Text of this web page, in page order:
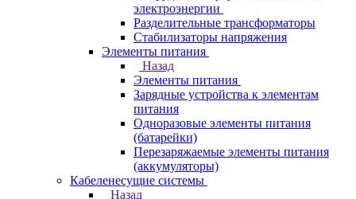
электроэнергии
Разделительные трансформаторы
Стабилизаторы напряжения
Элементы питания
Назад
Элементы питания
Зарядные устройства к элементам
питания
Одноразовые элементы питания
(батарейки)
Перезаряжаемые элементы питания
(аккумуляторы)
Кабеленесущие системы
Назад